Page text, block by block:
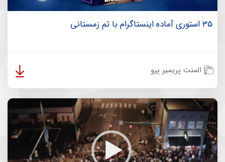
35 استوری آماده اینستاگرام با تم زمستانی
المنت پریمیر پرو